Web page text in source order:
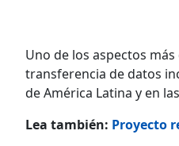
Uno de los aspectos
transferencia de datos
de América Latina y en
Lea también: Proyecto